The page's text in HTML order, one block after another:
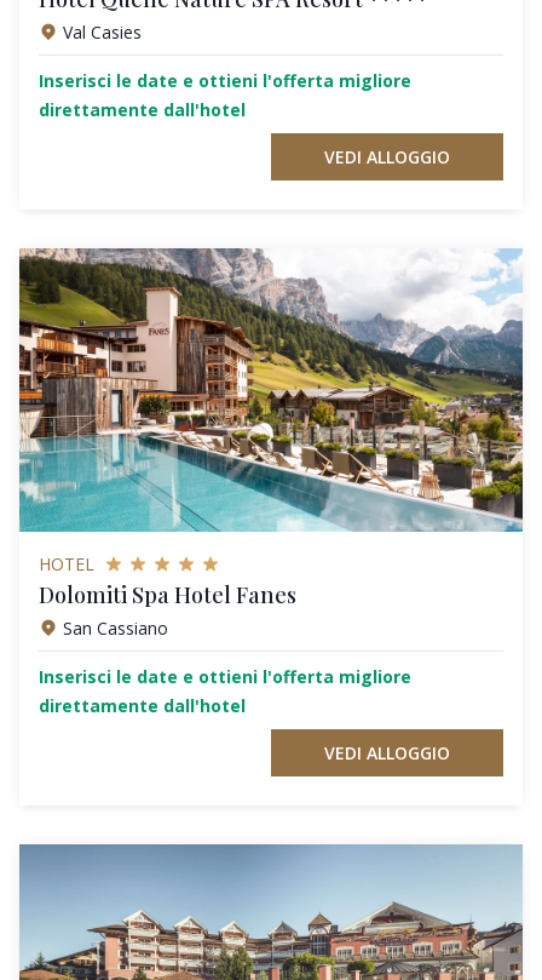
Val Casies
Inserisci le date e ottieni l'offerta migliore
direttamente dall'hotel
VEDI ALLOGGIO
HOTEL
Dolomiti Spa Hotel Fanes
San Cassiano
Inserisci le date e ottieni l'offerta migliore
direttamente dall'hotel
VEDI ALLOGGIO